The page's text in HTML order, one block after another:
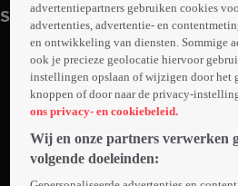
Seizoen 1
1. Aflevering 1
advertentiepartners gebruiken cookies
advertenties, advertentie- en
en ontwikkeling van diensten. Sommige
ook je precieze geolocatie hiervoor
instellingen opslaan of wijzigen door het
knoppen of door naar de privacy-
ons privacy- en cookiebeleid.
Wij en onze partners verwerken
volgende doeleinden: